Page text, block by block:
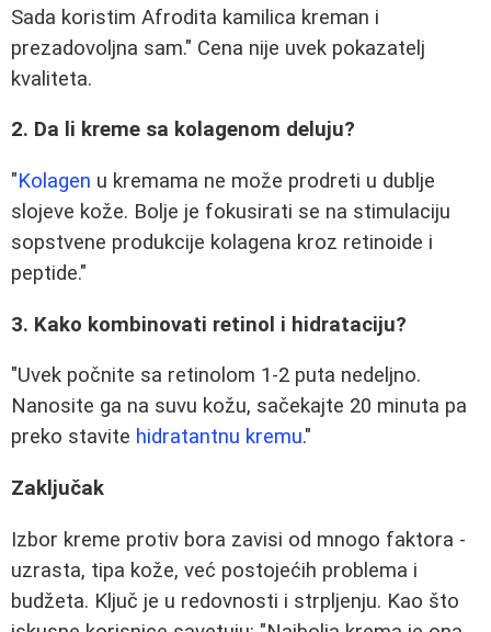
Sada koristim Afrodita kamilica kreman i
prezadovoljna sam." Cena nije uvek pokazatelj
kvaliteta.
2. Da li kreme sa kolagenom deluju?
"Kolagen u kremama ne može prodreti u dublje
slojeve kože. Bolje je fokusirati se na stimulaciju
sopstvene produkcije kolagena kroz retinoide i
peptide."
3. Kako kombinovati retinol i hidrataciju?
"Uvek počnite sa retinolom 1-2 puta nedeljno.
Nanosite ga na suvu kožu, sačekajte 20 minuta pa
preko stavite hidratantnu kremu."
Zaključak
Izbor kreme protiv bora zavisi od mnogo faktora -
uzrasta, tipa kože, već postojećih problema i
budžeta. Ključ je u redovnosti i strpljenju. Kao što